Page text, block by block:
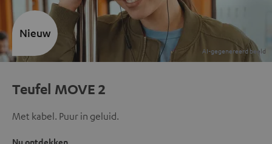
Teufel MOVE 2
Met kabel. Puur in geluid.
Nu ontdekken
Nieuw